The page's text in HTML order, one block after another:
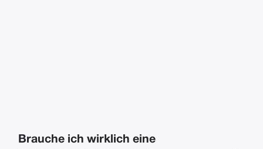
Brauche ich wirklich eine